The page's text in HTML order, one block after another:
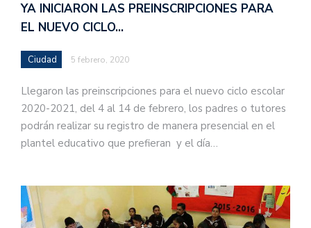
YA INICIARON LAS PREINSCRIPCIONES PARA
EL NUEVO CICLO…
Ciudad 5 febrero, 2020
Llegaron las preinscripciones para el nuevo ciclo escolar
2020-2021, del 4 al 14 de febrero, los padres o tutores
podrán realizar su registro de manera presencial en el
plantel educativo que prefieran y el día…